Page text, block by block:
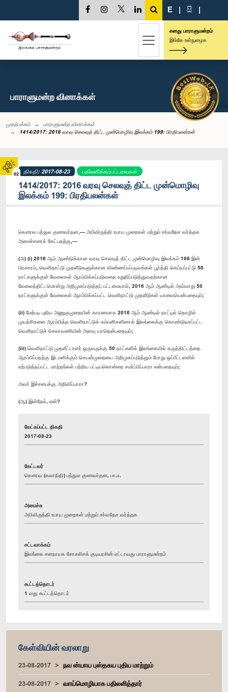
02
E | සි |
எனது பாராளுமன்றம்
இங்கே உள்நுழைக
பாராளுமன்ற வினாக்கள்
முதற்பக்கம்
பாராளுமன்ற வினாக்கள்
1414/2017: 2016 வரவு செலவுத் திட்ட முன்மொழிவு இலக்கம் 199: பிரதிபலன்கள்
திகதி: 2017-08-23 பதிலளிக்கப்பட்டவைகள்
1414/2017: 2016 வரவு செலவுத் திட்ட முன்மொழிவு
இலக்கம் 199: பிரதிபலன்கள்
கௌரவ பந்துல குணவர்தன,— அபிவிருத்தி உபாய முறைகள் மற்றும் சர்வதேச வர்த்தக
அமைச்சரைக் கேட்பதற்கு,—
(அ) (i) 2016 ஆம் ஆண்டுக்கான வரவு செலவுத் திட்ட முன்மொழிவு இலக்கம் 199 இன்
பிரகாரம், வெளிநாட்டு முதலீடுகளுக்கான விண்ணப்பப்படிவங்கள் பூர்த்தி செய்யப்பட்டு 50
நாட்களுக்குள் வேலைகள் ஆரம்பிக்கப்படுவதை உறுதிப்படுத்துவதற்கான
வேலைத்திட்டமொன்று அறிமுகப்படுத்தப் பட்டமையால், 2016 ஆம் ஆண்டில் அவ்வாறு 50
நாட்களுக்குள் வேலைகள் ஆரம்பிக்கப்பட்ட வெளிநாட்டு முதலீடுகள் யாவையென்பதையும்;
(ii) மேற்படி புதிய அணுகுமுறையின் காரணமாக 2016 ஆம் ஆண்டில் நாட்டில் தொழில்
முயற்சிகளை ஆரம்பித்த வெளிநாட்டுக் கம்பனிகளினால் இலங்கைக்கு கொண்டுவரப்பட்ட
வௌிநாட்டுச் செலாவணியின் அளவு யாதென்பதையும்;
(iii) வெளிநாட்டு முதலீட்டாளர் ஒருவருக்கு 50 நாட்களில் இலங்கையில் கருத்திட்டத்தை
ஆரம்பிப்பதற்கு இடமளிக்கும் செயன்முறையை அறிமுகப்படுத்தும் போது ஒப்பீட்டளவில்
ஏற்படுத்தப்பட்ட மாற்றங்கள் பற்றிய பட்டியலொன்றை சமர்ப்பிப்பாரா என்பதையும்;
அவர் இச்சபைக்கு அறிவிப்பாரா?
(ஆ) இன்றேல், ஏன்?
கேட்கப்பட்ட திகதி
2017-08-23
கேட்டவர்
கௌரவ (கலாநிதி) பந்துல குணவர்தன, பா.உ.
அமைச்சு
அபிவிருத்தி உபாய முறைகள் மற்றும் சர்வதேச வர்த்தக
சட்டவாக்கம்
இலங்கை சனநாயக சோசலிசக் குடியரசின் எட்டாவது பாராளுமன்றம்
கூட்டத்தொடர்
1 வது கூட்டத்தொடர்
கேள்வியின் வரலாறு
23-08-2017
நவ ன்யாய புஸ்தகய புதிய மாற்றும்
23-08-2017
வாய்மொழியாக பதிலளித்தார்